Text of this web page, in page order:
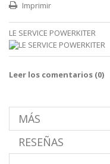
Imprimir
LE SERVICE POWERKITER
Leer los comentarios (0)
MÁS
RESEÑAS